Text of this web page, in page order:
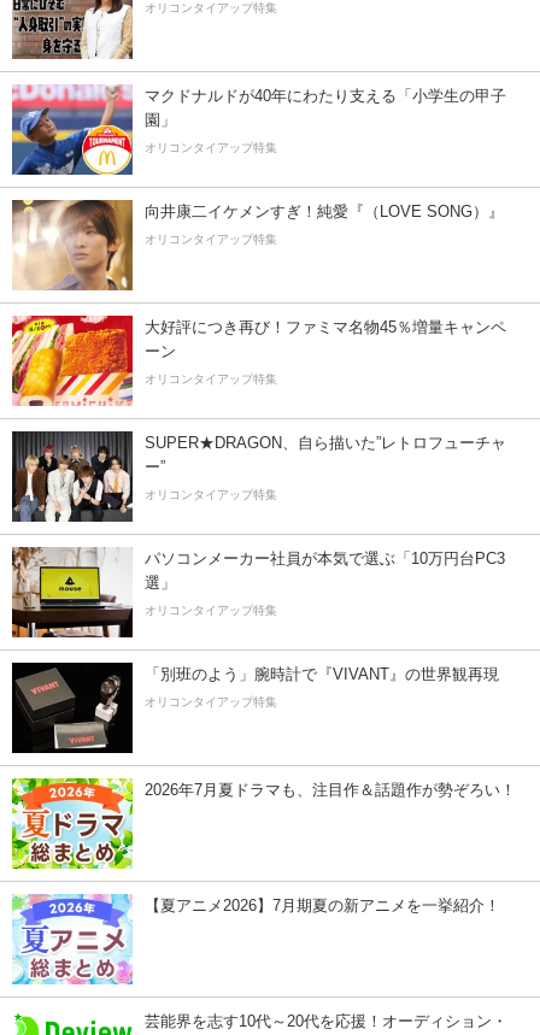
オリコンタイアップ特集
マクドナルドが40年にわたり支える「小学生の甲子
園」
オリコンタイアップ特集
向井康二イケメンすぎ！純愛『（LOVE SONG）』
オリコンタイアップ特集
大好評につき再び！ファミマ名物45％増量キャンペ
ーン
オリコンタイアップ特集
SUPER★DRAGON、自ら描いた”レトロフューチャ
ー”
オリコンタイアップ特集
パソコンメーカー社員が本気で選ぶ「10万円台PC3
選」
オリコンタイアップ特集
「別班のよう」腕時計で『VIVANT』の世界観再現
オリコンタイアップ特集
2026年7月夏ドラマも、注目作＆話題作が勢ぞろい！
【夏アニメ2026】7月期夏の新アニメを一挙紹介！
芸能界を志す10代～20代を応援！オーディション・